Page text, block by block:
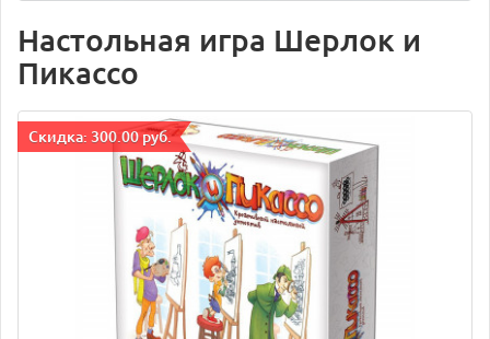
Настольная игра Шерлок и
Пикассо
Cкидка: 300.00 руб.